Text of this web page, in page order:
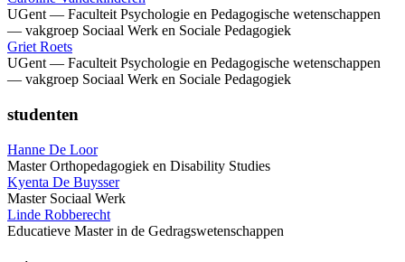
UGent — Faculteit Psychologie en Pedagogische wetenschappen
— vakgroep Sociaal Werk en Sociale Pedagogiek
Griet Roets
UGent — Faculteit Psychologie en Pedagogische wetenschappen
— vakgroep Sociaal Werk en Sociale Pedagogiek
studenten
Hanne De Loor
Master Orthopedagogiek en Disability Studies
Kyenta De Buysser
Master Sociaal Werk
Linde Robberecht
Educatieve Master in de Gedragswetenschappen